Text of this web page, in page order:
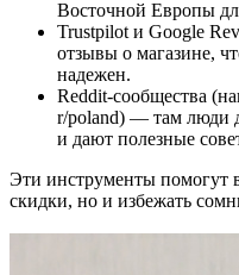
Восточной Европы
Trustpilot и Google
отзывы о магазине,
надежен.
Reddit-сообщества
r/poland) — там люди
и дают полезные
Эти инструменты помогут
скидки, но и избежать